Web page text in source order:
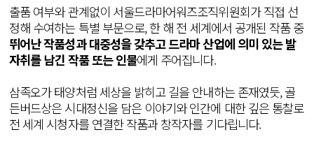
출품 여부와 관계없이 서울드라마어워즈조직위원회가 직접 선
정해 수여하는 특별 부문으로, 한 해 전 세계에서 공개된 작품 중
뛰어난 작품성과 대중성을 갖추고 드라마 산업에 의미 있는 발
자취를 남긴 작품 또는 인물에게 주어집니다.
삼족오가 태양처럼 세상을 밝히고 길을 안내하는 존재였듯, 골
든버드상은 시대정신을 담은 이야기와 인간에 대한 깊은 통찰로
전 세계 시청자를 연결한 작품과 창작자를 기다립니다.